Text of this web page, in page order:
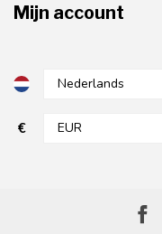
Mijn account
€